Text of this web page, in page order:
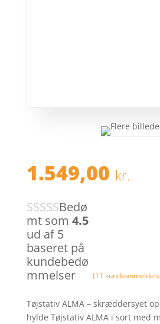
1.549,00 kr.
Bedø
mt som 4.5
ud af 5
baseret på
kundebedø
mmelser
(11
Tøjstativ ALMA – skræddersyet
hylde Tøjstativ ALMA i sort med